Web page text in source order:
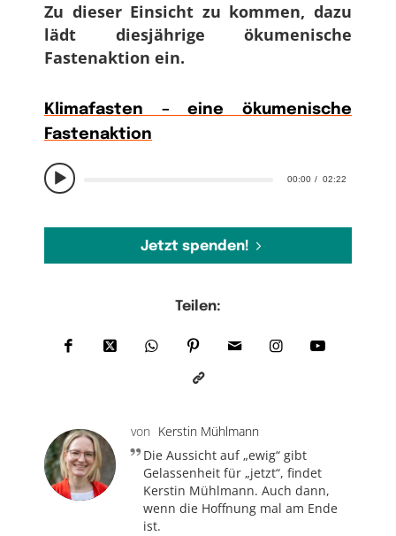
00:00 02:22
Zu dieser Einsicht zu kommen, dazu
lädt diesjährige ökumenische
Fastenaktion ein.
Klimafasten – eine ökumenische
Fastenaktion
Jetzt spenden!
Teilen:
von Kerstin Mühlmann
Die Aussicht auf „ewig“ gibt
Gelassenheit für „jetzt“, findet
Kerstin Mühlmann. Auch dann,
wenn die Hoffnung mal am Ende
ist.